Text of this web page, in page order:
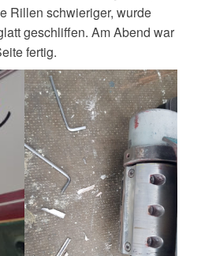
Rillen schwieriger, wurde
geschliffen. Am Abend war
fertig.